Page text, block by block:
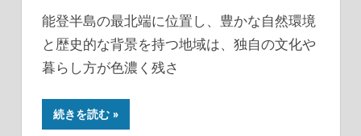
能登半島の最北端に位置し、豊かな自然環境
と歴史的な背景を持つ地域は、独自の文化や
暮らし方が色濃く残さ
続きを読む